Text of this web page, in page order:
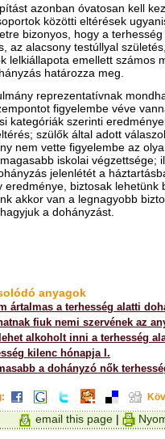
azonban óvatosan kell
közötti eltérések
bizonyos, hogy a
az alacsony testúllyal
lelkiállapota emellett számos
határozza meg.
reprezentatívnak
figyelembe véve
kategóriák szerinti
szülők által adott
nem vette figyelembe az
iskolai végzettsége;
jelenlétét a
eredménye, biztosak lehetünk
akkor van a legnagyobb
a dohányzást.
anyagok
ártalmas a terhesség alatti
fiuk nemi szervének az
alkoholt inni a terhesség
kilenc hónapja I.
a dohányzó nők
email this page |